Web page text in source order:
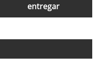
entregar